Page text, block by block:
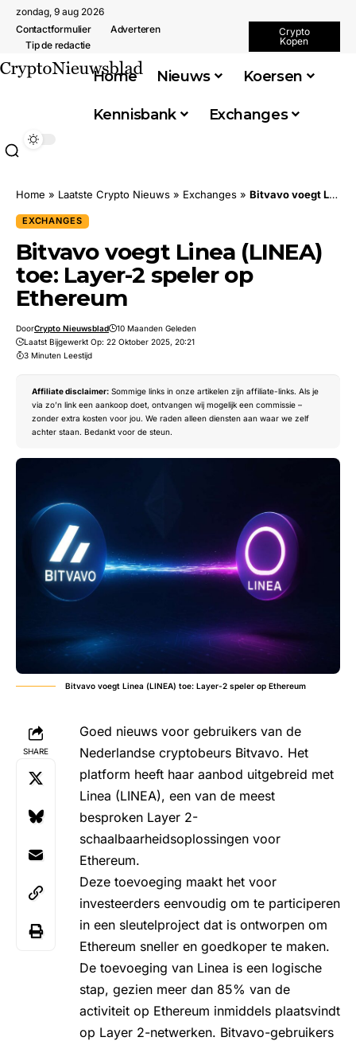
zondag, 9 aug 2026
Contactformulier
Adverteren
Tip de redactie
Crypto
Kopen
Home Nieuws Koersen
Kennisbank Exchanges
Home » Laatste Crypto Nieuws » Exchanges » Bitvavo voegt Linea (LINEA) toe: Layer-2 speler op Ethereum
EXCHANGES
Bitvavo voegt Linea (LINEA)
toe: Layer-2 speler op
Ethereum
DoorCrypto Nieuwsblad
10 Maanden Geleden
Laatst Bijgewerkt Op: 22 Oktober 2025, 20:21
3 Minuten Leestijd
Affiliate disclaimer: Sommige links in onze artikelen zijn affiliate-links. Als je
via zo’n link een aankoop doet, ontvangen wij mogelijk een commissie –
zonder extra kosten voor jou. We raden alleen diensten aan waar we zelf
achter staan. Bedankt voor de steun.
Bitvavo voegt Linea (LINEA) toe: Layer-2 speler op Ethereum
SHARE
Goed nieuws voor gebruikers van de
Nederlandse cryptobeurs Bitvavo. Het
platform heeft haar aanbod uitgebreid met
Linea (LINEA), een van de meest
besproken Layer 2-
schaalbaarheidsoplossingen voor
Ethereum.
Deze toevoeging maakt het voor
investeerders eenvoudig om te participeren
in een sleutelproject dat is ontworpen om
Ethereum sneller en goedkoper te maken.
De toevoeging van Linea is een logische
stap, gezien meer dan 85% van de
activiteit op Ethereum inmiddels plaatsvindt
op Layer 2-netwerken. Bitvavo-gebruikers